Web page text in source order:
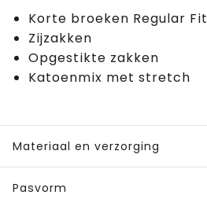
Korte broeken Regular Fit
Zijzakken
Opgestikte zakken
Katoenmix met stretch
Materiaal en verzorging
Pasvorm